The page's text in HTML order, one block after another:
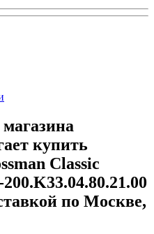
купить
Classic
по Москве,